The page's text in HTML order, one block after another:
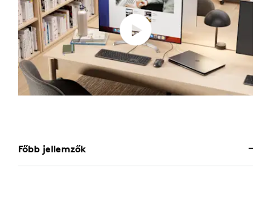
Főbb jellemzők